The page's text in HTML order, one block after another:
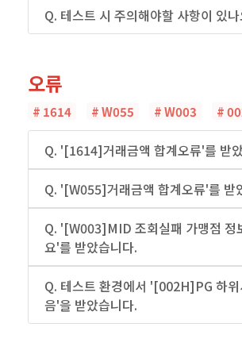
Q. 테스트 시 주의해야할 사항이 있
오류
# 1614 # W055 # W003 #
Q. '[1614]거래금액 합계오류'를 받
Q. '[W055]거래금액 합계오류'를 받
Q. '[W003]MID 조회실패 가맹점 정
요'를 받았습니다.
Q. 테스트 환경에서 '[002H]PG 하위
음'을 받았습니다.